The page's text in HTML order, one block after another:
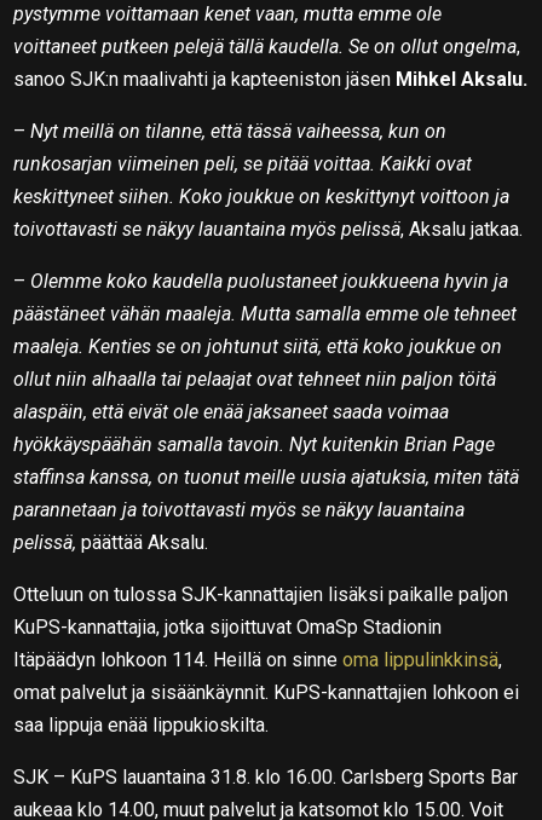
pystymme voittamaan kenet vaan, mutta emme ole
voittaneet putkeen pelejä tällä kaudella. Se on ollut ongelma,
sanoo SJK:n maalivahti ja kapteeniston jäsen Mihkel Aksalu.
–Nyt meillä on tilanne, että tässä vaiheessa, kun on
runkosarjan viimeinen peli, se pitää voittaa. Kaikki ovat
keskittyneet siihen. Koko joukkue on keskittynyt voittoon ja
toivottavasti se näkyy lauantaina myös pelissä, Aksalu jatkaa.
– Olemme koko kaudella puolustaneet joukkueena hyvin ja
päästäneet vähän maaleja. Mutta samalla emme ole tehneet
maaleja. Kenties se on johtunut siitä, että koko joukkue on
ollut niin alhaalla tai pelaajat ovat tehneet niin paljon töitä
alaspäin, että eivät ole enää jaksaneet saada voimaa
hyökkäyspäähän samalla tavoin. Nyt kuitenkin Brian Page
staffinsa kanssa, on tuonut meille uusia ajatuksia, miten tätä
parannetaan ja toivottavasti myös se näkyy lauantaina
pelissä, päättää Aksalu.
Otteluun on tulossa SJK-kannattajien lisäksi paikalle paljon
KuPS-kannattajia, jotka sijoittuvat OmaSp Stadionin
Itäpäädyn lohkoon 114. Heillä on sinneoma lippulinkkinsä,
omat palvelut ja sisäänkäynnit. KuPS-kannattajien lohkoon ei
saa lippuja enää lippukioskilta.
SJK – KuPS lauantaina 31.8. klo 16.00. Carlsberg Sports Bar
aukeaa klo 14.00, muut palvelut ja katsomot klo 15.00. Voit